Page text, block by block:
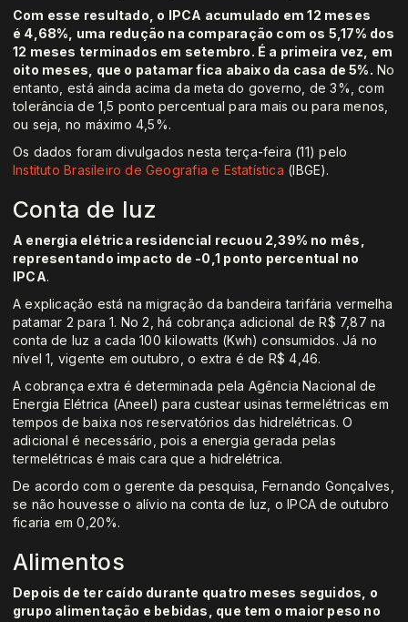
Com esse resultado, o IPCA acumulado em 12 meses
é 4,68%, uma redução na comparação com os 5,17% dos
12 meses terminados em setembro. É a primeira vez, em
oito meses, que o patamar fica abaixo da casa de 5%. No
entanto, está ainda acima da meta do governo, de 3%, com
tolerância de 1,5 ponto percentual para mais ou para menos,
ou seja, no máximo 4,5%.
Os dados foram divulgados nesta terça-feira (11) pelo
Instituto Brasileiro de Geografia e Estatística (IBGE).
Conta de luz
A energia elétrica residencial recuou 2,39% no mês,
representando impacto de -0,1 ponto percentual no
IPCA.
A explicação está na migração da bandeira tarifária vermelha
patamar 2 para 1. No 2, há cobrança adicional de R$ 7,87 na
conta de luz a cada 100 kilowatts (Kwh) consumidos. Já no
nível 1, vigente em outubro, o extra é de R$ 4,46.
A cobrança extra é determinada pela Agência Nacional de
Energia Elétrica (Aneel) para custear usinas termelétricas em
tempos de baixa nos reservatórios das hidrelétricas. O
adicional é necessário, pois a energia gerada pelas
termelétricas é mais cara que a hidrelétrica.
De acordo com o gerente da pesquisa, Fernando Gonçalves,
se não houvesse o alívio na conta de luz, o IPCA de outubro
ficaria em 0,20%.
Alimentos
Depois de ter caído durante quatro meses seguidos, o
grupo alimentação e bebidas, que tem o maior peso no